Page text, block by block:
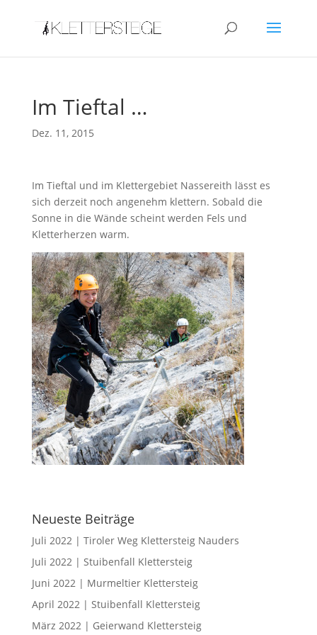
Im Tieftal …
Dez. 11, 2015
Im Tieftal und im Klettergebiet Nassereith lässt es
sich derzeit noch angenehm klettern. Sobald die
Sonne in die Wände scheint werden Fels und
Kletterherzen warm.
Neueste Beiträge
Juli 2022 | Tiroler Weg Klettersteig Nauders
Juli 2022 | Stuibenfall Klettersteig
Juni 2022 | Murmeltier Klettersteig
April 2022 | Stuibenfall Klettersteig
März 2022 | Geierwand Klettersteig